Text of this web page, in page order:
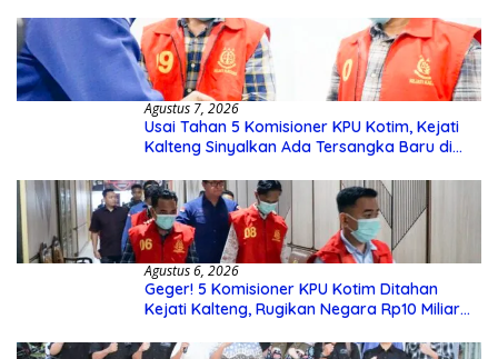
Agustus 7, 2026
Usai Tahan 5 Komisioner KPU Kotim, Kejati
Kalteng Sinyalkan Ada Tersangka Baru di
Agustus 6, 2026
Geger! 5 Komisioner KPU Kotim Ditahan
Kejati Kalteng, Rugikan Negara Rp10 Miliar